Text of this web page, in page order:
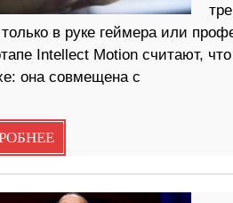
в руке геймера или
Intellect Motion считают,
она совмещена с